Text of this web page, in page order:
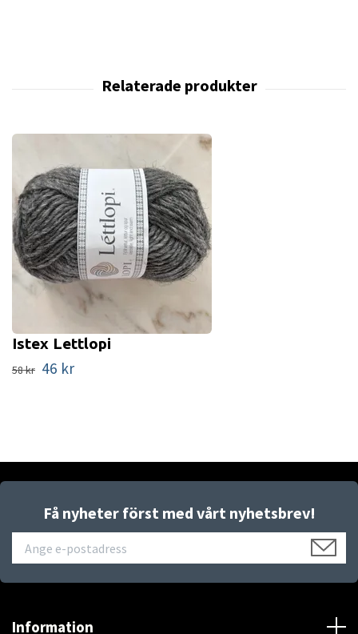
Istex Lettlopi
58 kr 46 kr
Få nyheter först med vårt nyhetsbrev!
Information